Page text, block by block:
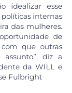
idealizar esse
internas
das mulheres.
de
que outras
assunto”, diz a
da WILL e
Fulbright